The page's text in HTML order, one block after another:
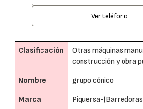
Ver teléfono
Clasificación
Otras máquinas
construcción y obra
Nombre grupo cónico
Marca Piquersa-